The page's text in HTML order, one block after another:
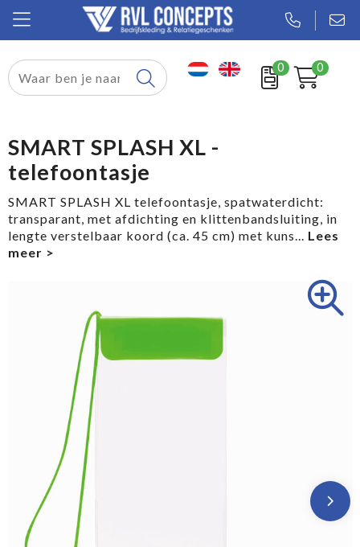
0 0
Relatiegeschenken
Tassen
Sport
Werkkleding
SMART SPLASH XL -
telefoontasje
SMART SPLASH XL telefoontasje, spatwaterdicht:
transparant, met afdichting en klittenbandsluiting, in
lengte verstelbaar koord (ca. 45 cm) met kuns...